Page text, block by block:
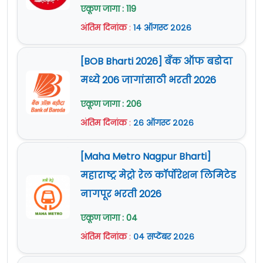
Vigyan Upakenara, DIAT Campus, Girinagar, Pune
- 411025, Maharashtra.
dyslqtdrdo@gmail.com
जाहिरात (Notification) :
www.drdo.gov.in
अर्ज (Application Form) :येथे क्लिक करा
जाहिरात (Notification) :येथे क्लिक करा
www.drdo.gov.in
एकूण जागा : 119
अंतिम दिनांक: १४ ऑगस्ट २०२६
[BOB Bharti 2026] बँक ऑफ बडोदा
मध्ये 206 जागांसाठी भरती 2026
एकूण जागा : 206
अंतिम दिनांक: २६ ऑगस्ट २०२६
[Maha Metro Nagpur Bharti]
महाराष्ट्र मेट्रो रेल कॉर्पोरेशन लिमिटेड
नागपूर भरती 2026
एकूण जागा : 04
अंतिम दिनांक: ०४ सप्टेंबर २०२६